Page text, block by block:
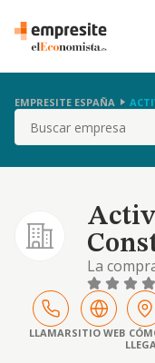
EMPRESITE ESPAÑA
Buscar
La
urbanos
para su
LLAMARSITIO WEB